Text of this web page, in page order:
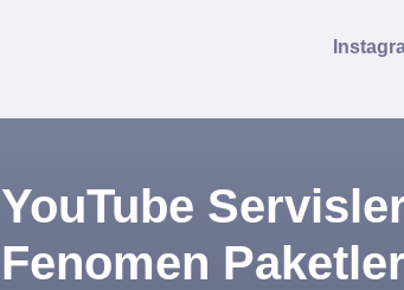
YouTube
Fenomen